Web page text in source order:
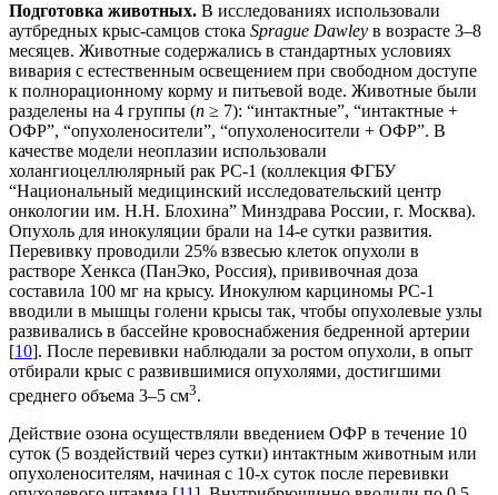
Подготовка животных. В исследованиях использовали
аутбредных крыс-самцов стока Sprague Dawley в возрасте 3–8
месяцев. Животные содержались в стандартных условиях
вивария с естественным освещением при свободном доступе
к полнорационному корму и питьевой воде. Животные были
разделены на 4 группы (n ≥ 7): “интактные”, “интактные +
ОФР”, “опухоленосители”, “опухоленосители + ОФР”. В
качестве модели неоплазии использовали
холангиоцеллюлярный рак РС-1 (коллекция ФГБУ
“Национальный медицинский исследовательский центр
онкологии им. Н.Н. Блохина” Минздрава России, г. Москва).
Опухоль для инокуляции брали на 14-е сутки развития.
Перевивку проводили 25% взвесью клеток опухоли в
растворе Хенкса (ПанЭко, Россия), прививочная доза
составила 100 мг на крысу. Инокулюм карциномы РС-1
вводили в мышцы голени крысы так, чтобы опухолевые узлы
развивались в бассейне кровоснабжения бедренной артерии
[10]. После перевивки наблюдали за ростом опухоли, в опыт
отбирали крыс с развившимися опухолями, достигшими
среднего объема 3–5 см3.
Действие озона осуществляли введением ОФР в течение 10
суток (5 воздействий через сутки) интактным животным или
опухоленосителям, начиная с 10-х суток после перевивки